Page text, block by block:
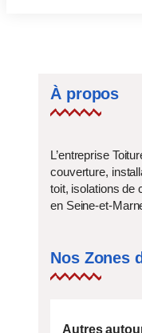
À propos
L’entreprise
couverture,
toit, isolations de
en Seine-et-
Nos Zones
Autres